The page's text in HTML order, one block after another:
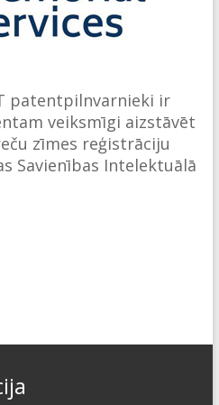
patentpilnvarnieki ir
veiksmīgi aizstāvēt
zīmes reģistrāciju
Savienības Intelektuālā